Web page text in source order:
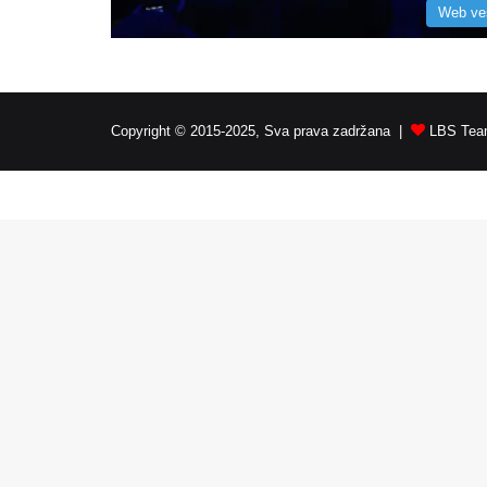
Web
Copyright © 2015-2025, Sva prava zadržana | LBS